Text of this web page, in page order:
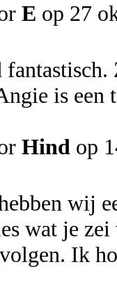
E op 27
is
Hind op
wij
wat je
Ik